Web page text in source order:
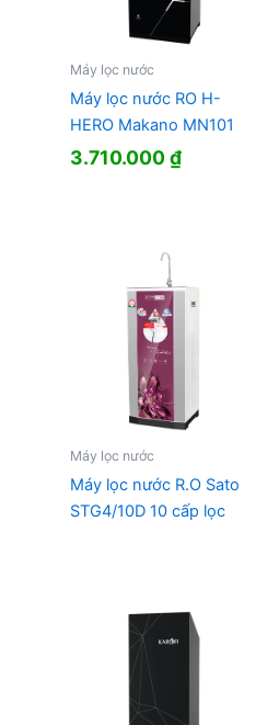
Máy lọc nước
Máy lọc nước RO H-
HERO Makano MN101
3.710.000₫
Máy lọc nước
Máy lọc nước R.O Sato
STG4/10D 10 cấp lọc